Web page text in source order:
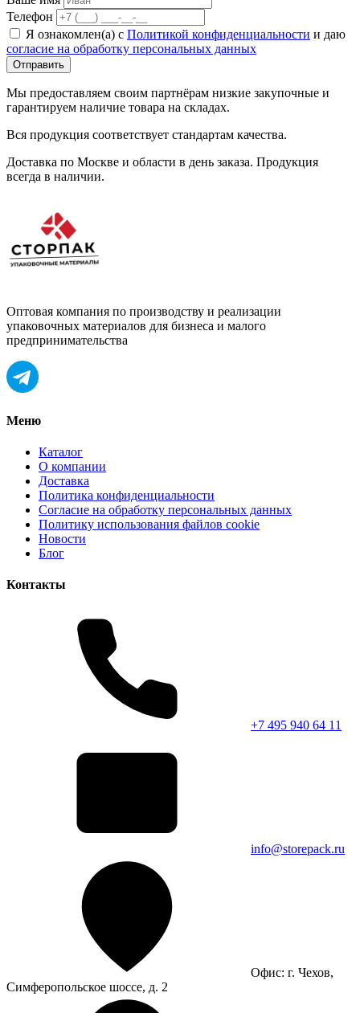
Телефон
Я ознакомлен(а) с Политикой конфиденциальности и даю
согласие на обработку персональных данных
Отправить
Мы предоставляем своим партнёрам низкие закупочные и
гарантируем наличие товара на складах.
Вся продукция соответствует стандартам качества.
Доставка по Москве и области в день заказа. Продукция
всегда в наличии.
Оптовая компания по производству и реализации
упаковочных материалов для бизнеса и малого
предпринимательства
Меню
Каталог
О компании
Доставка
Политика конфиденциальности
Согласие на обработку персональных данных
Политику использования файлов cookie
Новости
Блог
Контакты
+7 495 940 64 11
info@storepack.ru
Офис: г. Чехов,
Симферопольское шоссе, д. 2